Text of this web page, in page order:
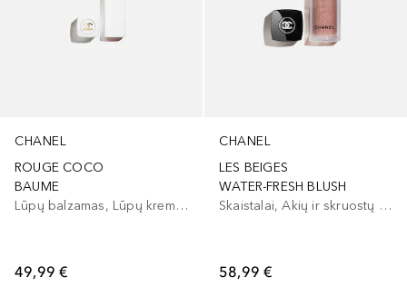
CHANEL
ROUGE COCO
BAUME
Lūpų balzamas, Lūpų kremas
49,99 €
CHANEL
LES BEIGES
WATER-FRESH BLUSH
Skaistalai, Akių ir skruostų dažai, Lūpų ir skruostų dažai
58,99 €